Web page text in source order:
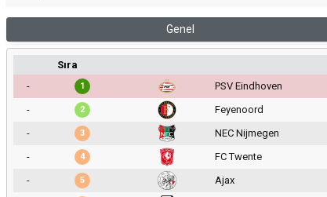
Genel
Sıra
-
1 PSV Eindhoven
-
2 Feyenoord
-
3 NEC Nijmegen
-
4 FC Twente
-
5 Ajax